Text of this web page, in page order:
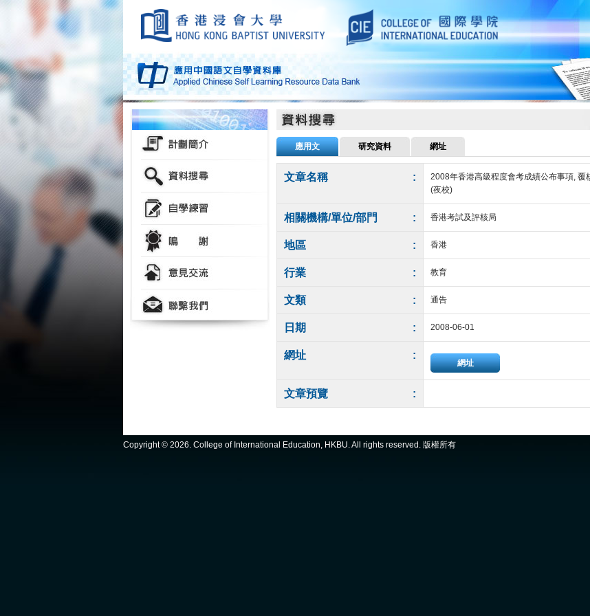
應用文 研究資料 網址
文章名稱 :
2008年香港高級程度會考成績公布事項,
(夜校)
相關機構/單位/部門 : 香港考試及評核局
地區 : 香港
行業 : 教育
文類 : 通告
日期 : 2008-06-01
網址 :
網址
文章預覽 :
Copyright © 2026. College of International Education, HKBU. All rights reserved. 版權所有